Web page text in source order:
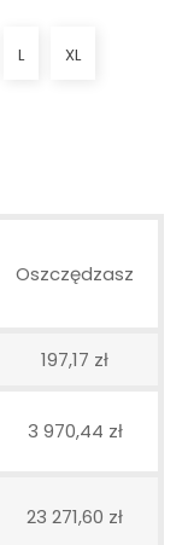
L XL
Oszczędzasz
197,17 zł
3 970,44 zł
23 271,60 zł